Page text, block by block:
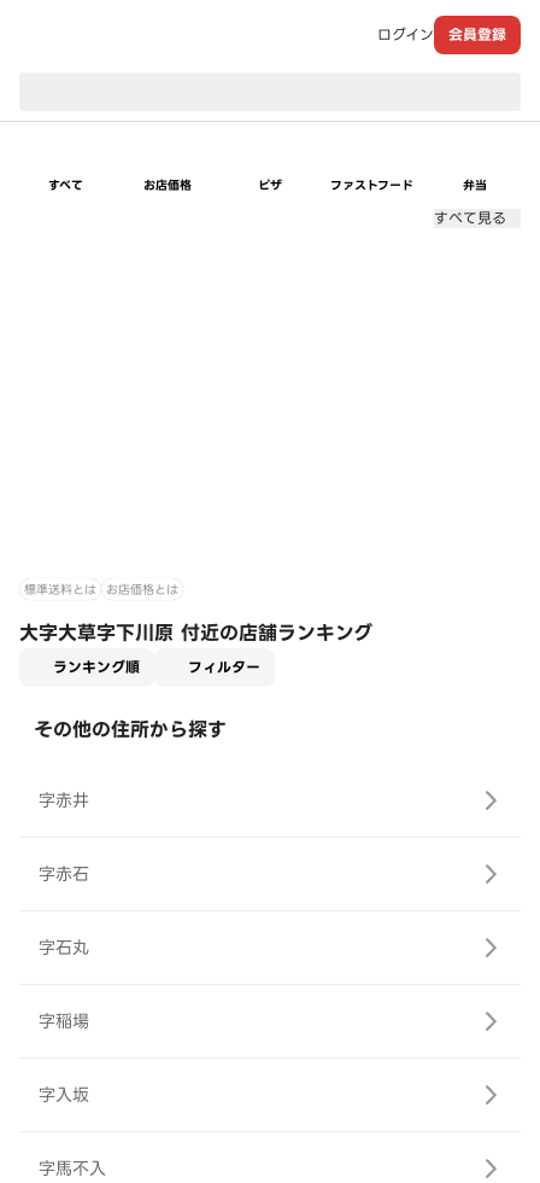
ログイン 会員登録
すべて お店価格 ピザ ファストフード 弁当
すべて見る
標準送料とは お店価格とは
大字大草字下川原 付近の店舗ランキング
ランキング順 フィルター
その他の住所から探す
字赤井
字赤石
字石丸
字稲場
字入坂
字馬不入